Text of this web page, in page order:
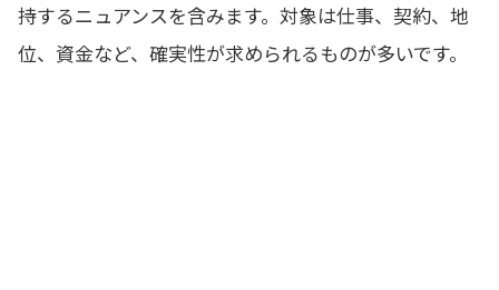
持するニュアンスを含みます。対象は仕事、契約、地
位、資金など、確実性が求められるものが多いです。